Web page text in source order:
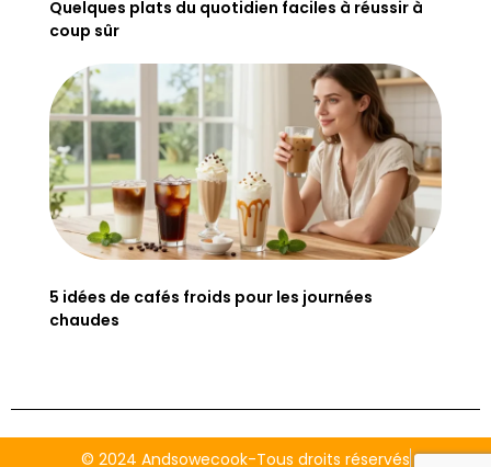
Quelques plats du quotidien faciles à réussir à
coup sûr
5 idées de cafés froids pour les journées
chaudes
© 2024 Andsowecook-Tous droits réservés